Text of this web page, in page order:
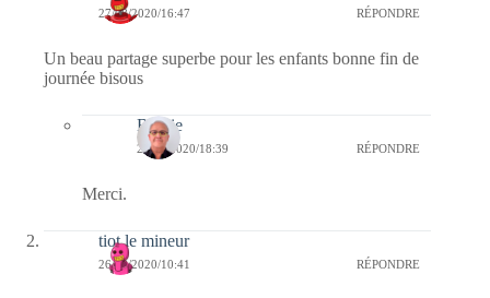
27/08/2020/16:47 RÉPONDRE
Un beau partage superbe pour les enfants bonne fin de
journée bisous
Bernie
27/08/2020/18:39 RÉPONDRE
Merci.
tiot le mineur
26/08/2020/10:41 RÉPONDRE